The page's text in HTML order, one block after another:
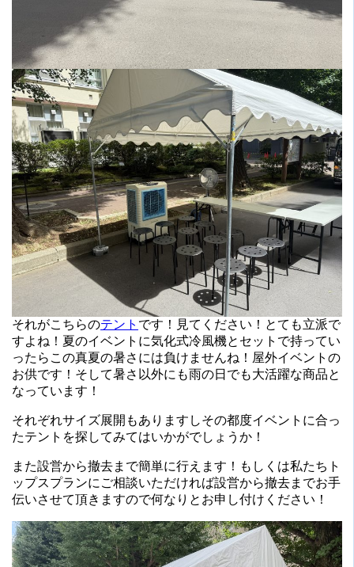
それがこちらのテント です！見てください！とても立派で
すよね！夏のイベントに気化式冷風機とセットで持ってい
ったらこの真夏の暑さには負けませんね！屋外イベントの
お供です！そして暑さ以外にも雨の日でも大活躍な商品と
なっています！
それぞれサイズ展開もありますしその都度イベントに合っ
たテントを探してみてはいかがでしょうか！
また設営から撤去まで簡単に行えます！もしくは私たちト
ップスプランにご相談いただければ設営から撤去までお手
伝いさせて頂きますので何なりとお申し付けください！